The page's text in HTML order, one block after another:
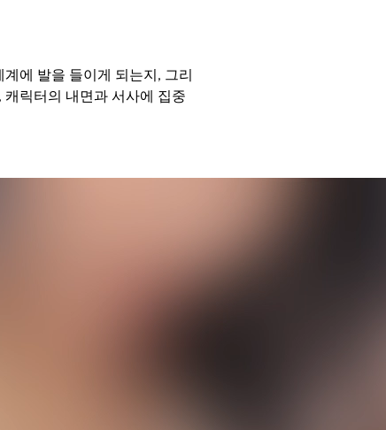
계에 발을 들이게 되는지, 그리
릭터의 내면과 서사에 집중